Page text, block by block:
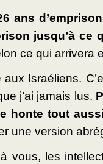
ans
jusqu’à ce
ce qui arrivera
Israé­liens.
j’ai jamais lus.
honte tout
une version
vous, les